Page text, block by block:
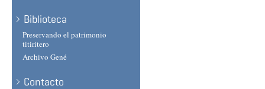
Biblioteca
Preservando el patrimonio
titiritero
Archivo Gené
Contacto